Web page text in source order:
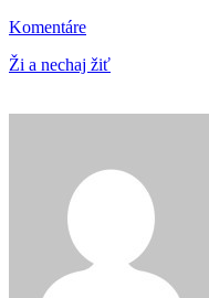
Komentáre
Ži a nechaj žiť